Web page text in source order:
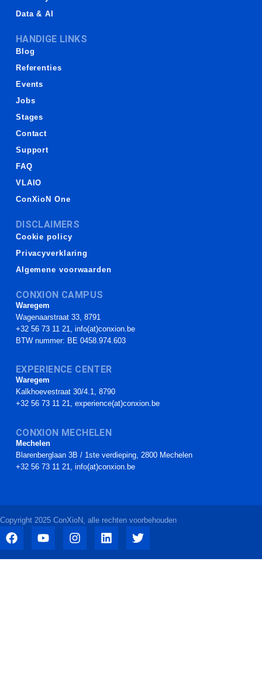
Data & AI
HANDIGE LINKS
Blog
Referenties
Events
Jobs
Stages
Contact
Support
FAQ
VLAIO
ConXioN One
DISCLAIMERS
Cookie policy
Privacyverklaring
Algemene voorwaarden
CONXION CAMPUS
Waregem
Wagenaarstraat 33, 8791
+32 56 73 11 21, info(at)conxion.be
BTW nummer: BE 0458.974.603
EXPERIENCE CENTER
Waregem
Kalkhoevestraat 30/4.1, 8790
+32 56 73 11 21, experience(at)conxion.be
CONXION MECHELEN
Mechelen
Blarenberglaan 3B / 1ste verdieping, 2800 Mechelen
+32 56 73 11 21, info(at)conxion.be
Copyright 2025 ConXioN, alle rechten voorbehouden